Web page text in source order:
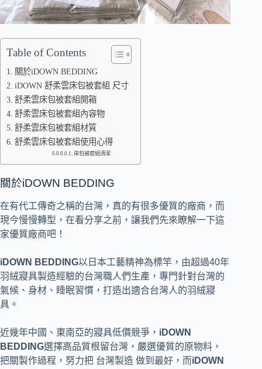
Table of Contents
關於iDOWN BEDDING
iDOWN 舒柔雲床包被套組 尺寸
舒柔雲床包被套組開箱
舒柔雲床包被套組內容物
舒柔雲床包被套組材質
舒柔雲床包被套組使用心得
床包被套組清潔
關於iDOWN BEDDING
在有代工傳奇之稱的台灣，真的有很多優質的廠商，而
現今慢慢轉型，在看分享之前，讓我們先來瞭解一下這
家優質廠商吧！
iDOWN BEDDING以日本工藝精神為標竿，由超過40年
羽絨寢具製造經驗的台灣職人們生產，專門針對台灣的
氣候、身材、睡眠習慣，打造出適合台灣人的羽絨寢
具。
近幾年中國、東南亞的寢具低價競爭， iDOWN
BEDDING選擇高品質根留台灣，嚴選優質的原物料，
把關製作過程，努力把 台灣製造 做到最好，而iDOWN